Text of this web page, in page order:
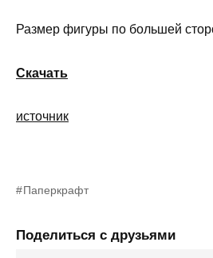
Размер фигуры по большей
Скачать
источник
Паперкрафт
Поделиться с друзьями